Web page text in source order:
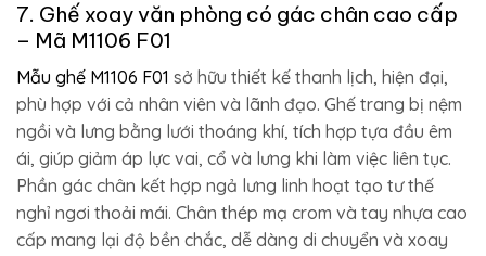
7. Ghế xoay văn phòng có gác chân cao cấp
– Mã M1106 F01
Mẫu ghế M1106 F01 sở hữu thiết kế thanh lịch, hiện đại,
phù hợp với cả nhân viên và lãnh đạo. Ghế trang bị nệm
ngồi và lưng bằng lưới thoáng khí, tích hợp tựa đầu êm
ái, giúp giảm áp lực vai, cổ và lưng khi làm việc liên tục.
Phần gác chân kết hợp ngả lưng linh hoạt tạo tư thế
nghỉ ngơi thoải mái. Chân thép mạ crom và tay nhựa cao
cấp mang lại độ bền chắc, dễ dàng di chuyển và xoay